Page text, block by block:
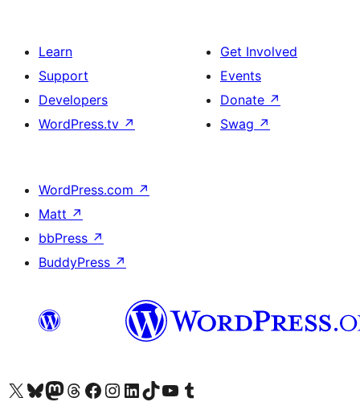
Learn
Support
Developers
WordPress.tv ↗
Get Involved
Events
Donate ↗
Swag ↗
WordPress.com ↗
Matt ↗
bbPress ↗
BuddyPress ↗
Visit our X (formerly Twitter) account
Bisitahin ang aming Bluesky account
Visit our Mastodon account
Bisitahin ang aming Threads account
Visit our Facebook page
Visit our Instagram account
Visit our LinkedIn account
Bisitahin ang aming TikTok account
Visit our YouTube channel
Bisitahin ang aming Tumblr account